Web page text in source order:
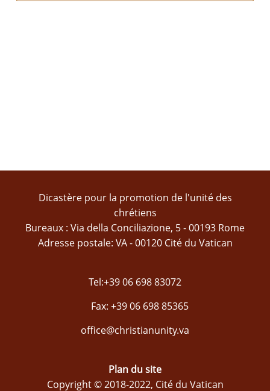
Dicastère pour la promotion de l'unité des
chrétiens
Bureaux : Via della Conciliazione, 5 - 00193 Rome
Adresse postale: VA - 00120 Cité du Vatican
Tel:+39 06 698 83072
Fax: +39 06 698 85365
office@christianunity.va
Plan du site
Copyright © 2018-2022, Cité du Vatican